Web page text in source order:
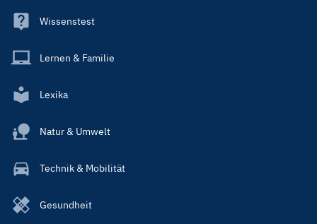
Wissenstest
Lernen & Familie
Lexika
Natur & Umwelt
Technik & Mobilität
Gesundheit